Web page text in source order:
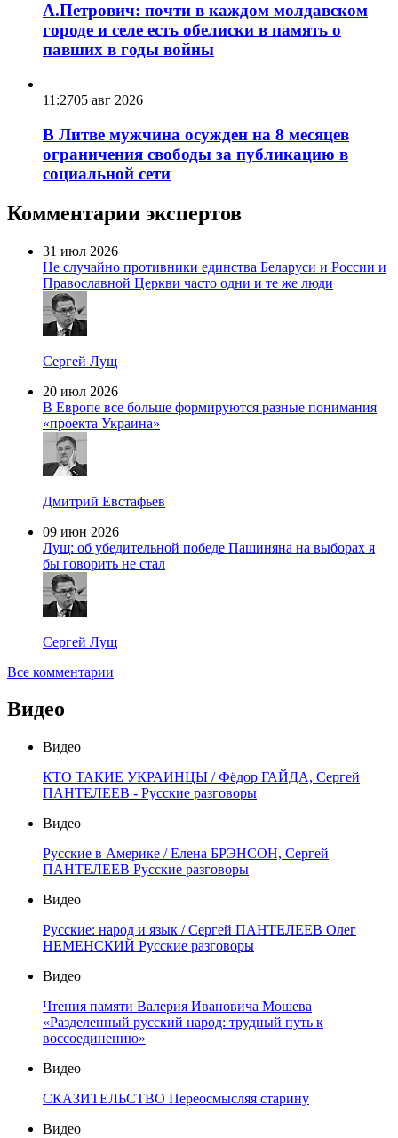
А.Петрович: почти в каждом молдавском
городе и селе есть обелиски в память о
павших в годы войны
11:2705 авг 2026
В Литве мужчина осужден на 8 месяцев
ограничения свободы за публикацию в
социальной сети
Комментарии экспертов
31 июл 2026
Не случайно противники единства Беларуси и России и
Православной Церкви часто одни и те же люди
Сергей Лущ
20 июл 2026
В Европе все больше формируются разные понимания
«проекта Украина»
Дмитрий Евстафьев
09 июн 2026
Лущ: об убедительной победе Пашиняна на выборах я
бы говорить не стал
Сергей Лущ
Все комментарии
Видео
Видео
КТО ТАКИЕ УКРАИНЦЫ / Фёдор ГАЙДА, Сергей
ПАНТЕЛЕЕВ - Русские разговоры
Видео
Русские в Америке / Елена БРЭНСОН, Сергей
ПАНТЕЛЕЕВ Русские разговоры
Видео
Русские: народ и язык / Сергей ПАНТЕЛЕЕВ Олег
НЕМЕНСКИЙ Русские разговоры
Видео
Чтения памяти Валерия Ивановича Мошева
«Разделенный русский народ: трудный путь к
воссоединению»
Видео
СКАЗИТЕЛЬСТВО Переосмысляя старину
Видео